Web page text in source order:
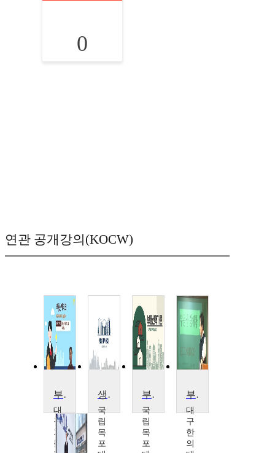
0
연관 공개강의(KOCW)
부동산재테크
대
구
가
톨
생활과 부동산
국
립
목
포
부동산학개론
국
립
목
포
부동산 경제론
대
구
한
의